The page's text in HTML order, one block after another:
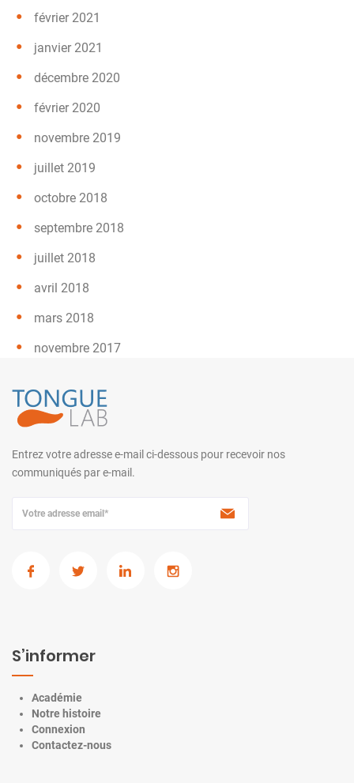
février 2021
janvier 2021
décembre 2020
février 2020
novembre 2019
juillet 2019
octobre 2018
septembre 2018
juillet 2018
avril 2018
mars 2018
novembre 2017
Entrez votre adresse e-mail ci-dessous pour recevoir nos
communiqués par e-mail.
n
a
S’informer
Académie
Notre histoire
Connexion
Contactez-nous